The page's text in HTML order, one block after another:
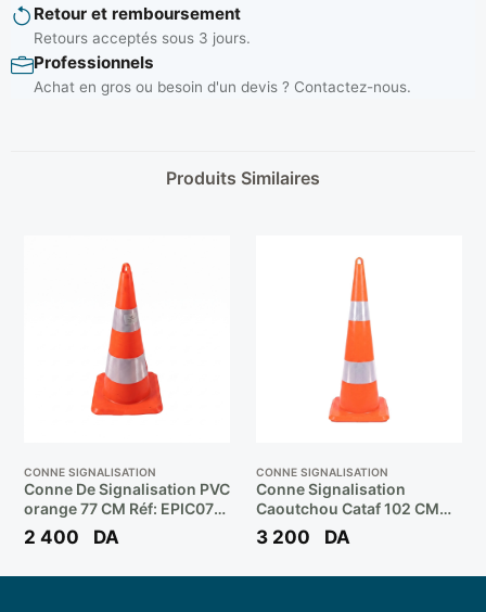
Retour et remboursement
Retours acceptés sous 3 jours.
Professionnels
Achat en gros ou besoin d'un devis ? Contactez-nous.
Produits Similaires
CONNE SIGNALISATION
Conne De Signalisation PVC
orange 77 CM Réf: EPIC077
** EP
2 400 DA
CONNE SIGNALISATION
Conne Signalisation
Caoutchou Cataf 102 CM
ORANGE **
3 200 DA